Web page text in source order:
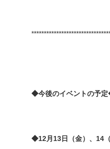
◆今後のイベントの予
◆12月13日（金）、14